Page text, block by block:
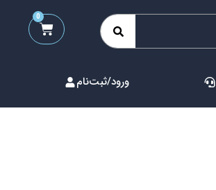
0
ورود/ثبت‌نام